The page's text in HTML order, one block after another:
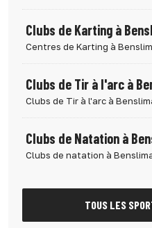
Clubs de Karting à
Centres de Karting à
Clubs de Tir à l'arc à
Clubs de Tir à l'arc à
Clubs de Natation à
Clubs de natation à
TOUS LES